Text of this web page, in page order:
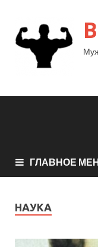
ГЛАВНОЕ
НАУКА